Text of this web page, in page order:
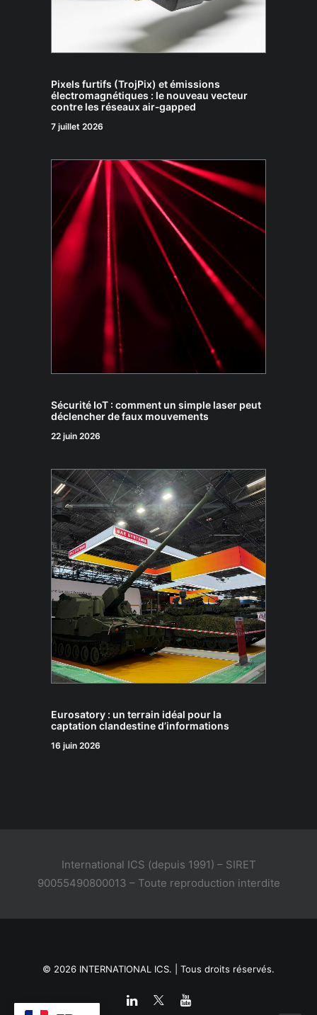
Pixels furtifs (TrojPix) et émissions
électromagnétiques : le nouveau vecteur
contre les réseaux air‑gapped
7 juillet 2026
Sécurité IoT : comment un simple laser peut
déclencher de faux mouvements
22 juin 2026
Eurosatory : un terrain idéal pour la
captation clandestine d’informations
16 juin 2026
International ICS (depuis 1991) – SIRET
90055490800013 – Toute reproduction interdite
© 2026 INTERNATIONAL ICS. | Tous droits réservés.